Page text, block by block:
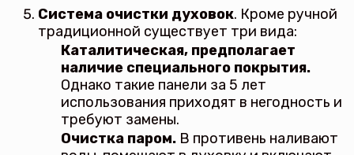
Система очистки духовок. Кроме ручной
традиционной существует три вида:
Каталитическая, предполагает
наличие специального покрытия.
Однако такие панели за 5 лет
использования приходят в негодность и
требуют замены.
Очистка паром.В противень наливают